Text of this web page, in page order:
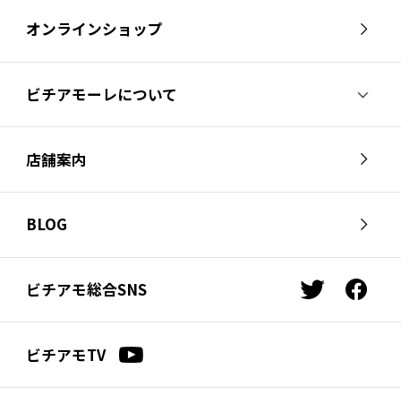
オンラインショップ
ビチアモーレについて
ビチアモーレについて
スタッフ紹介
会社概要
店舗案内
芦屋店
南麻布店
サイクルジャージ店
広島店
BLOG
お知らせ
スタッフブログ
ビチアモコラム
ビチアモ総合SNS
t
w
t
f
a
b
ビチアモTV